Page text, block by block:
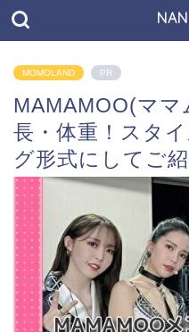
MOMOLAND PR
MAMAMOO(マ
長・体重！スタ
グ形式にしてご